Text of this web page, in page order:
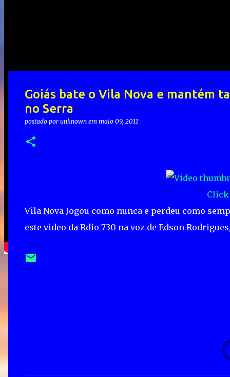
Goiás bate o Vila Nova e mantém
no Serra
postado por unknown em maio 09, 2011
Click
Vila Nova Jogou como nunca e perdeu como
este video da Rdio 730 na voz de Edson